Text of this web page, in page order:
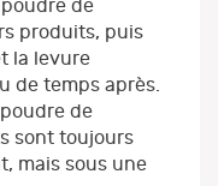
de
produits, puis
la levure
de temps après.
de
sont toujours
mais sous une